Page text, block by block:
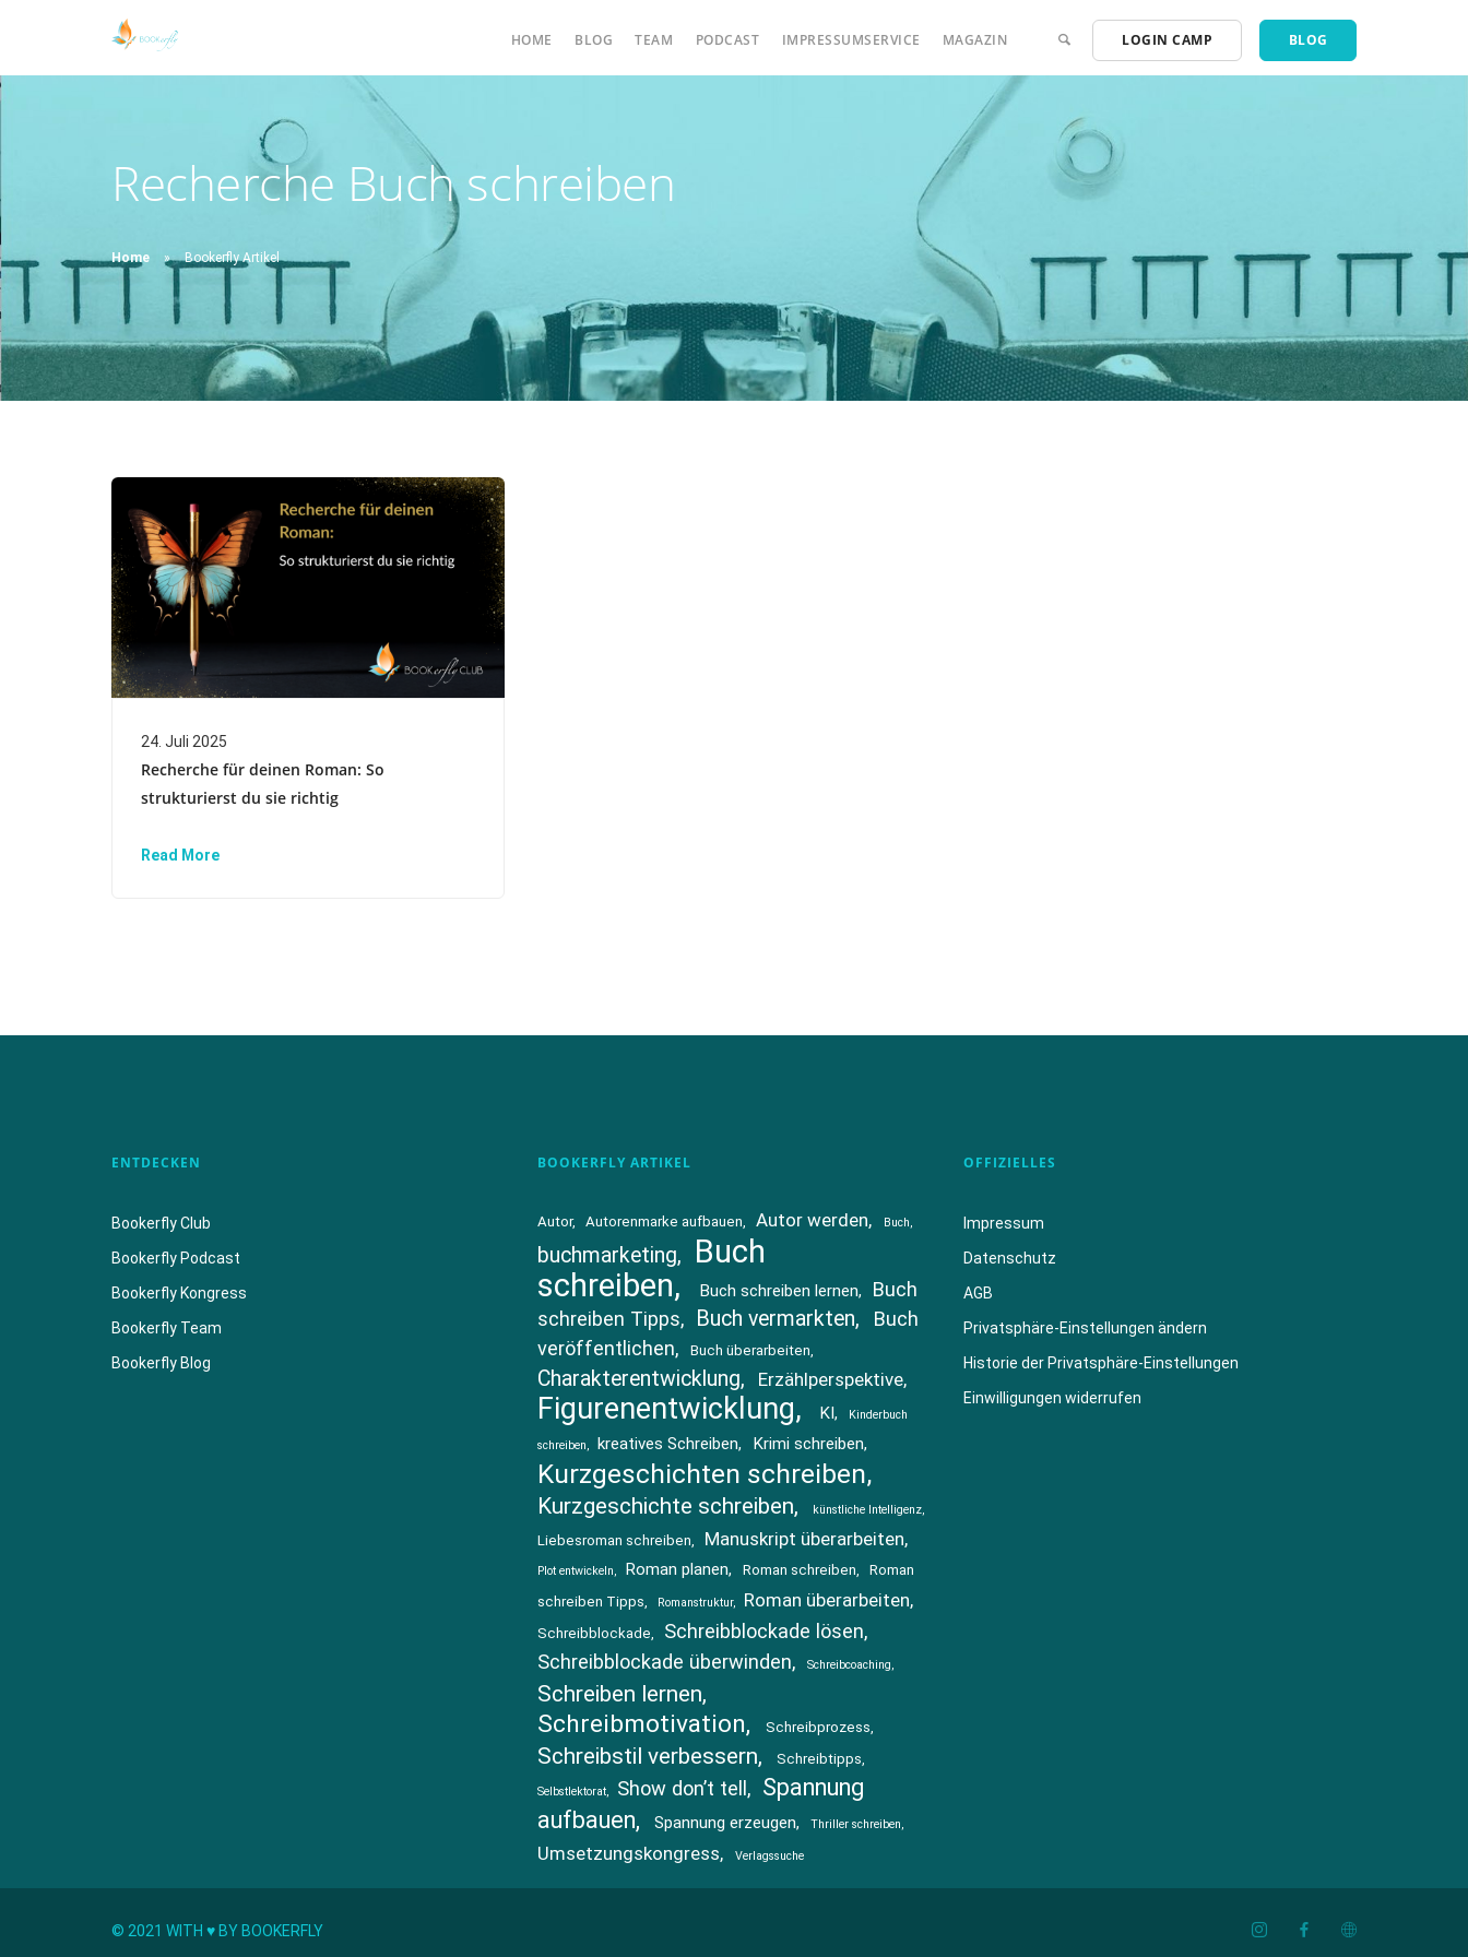
HOME BLOG TEAM PODCAST IMPRESSUMSERVICE MAGAZIN LOGIN CAMP BLOG
Recherche Buch schreiben
Home Bookerfly Artikel
24. Juli 2025
Recherche für deinen Roman: So
strukturierst du sie richtig
Read More
ENTDECKEN
Bookerfly Club
Bookerfly Podcast
Bookerfly Kongress
Bookerfly Team
Bookerfly Blog
BOOKERFLY ARTIKEL
Autor Autorenmarke aufbauen Autor werden Buch
buchmarketing
Buch
schreiben
Buch schreiben lernen
Buch
schreiben Tipps
Buch vermarkten
Buch
veröffentlichen
Buch überarbeiten
Charakterentwicklung Erzählperspektive
Figurenentwicklung KI Kinderbuch
schreiben kreatives Schreiben Krimi schreiben
Kurzgeschichten schreiben
Kurzgeschichte schreiben künstliche Intelligenz
Liebesroman schreiben Manuskript überarbeiten
Plot entwickeln Roman planen Roman schreiben
Roman
schreiben Tipps
Romanstruktur Roman überarbeiten
Schreibblockade
Schreibblockade lösen
Schreibblockade überwinden
Schreibcoaching
Schreiben lernen
Schreibmotivation Schreibprozess
Schreibstil verbessern Schreibtipps
Selbstlektorat Show don’t tell
Spannung
aufbauen
Spannung erzeugen Thriller schreiben
Umsetzungskongress Verlagssuche
OFFIZIELLES
Impressum
Datenschutz
AGB
Privatsphäre-Einstellungen ändern
Historie der Privatsphäre-Einstellungen
Einwilligungen widerrufen
© 2021 WITH ♥︎ BY BOOKERFLY